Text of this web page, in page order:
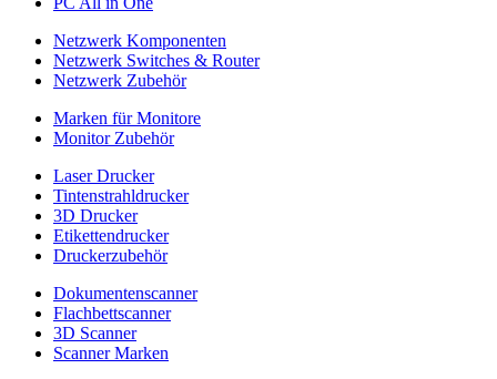
Netzwerk Komponenten
Netzwerk Switches & Router
Netzwerk Zubehör
Marken für Monitore
Monitor Zubehör
Laser Drucker
Tintenstrahldrucker
3D Drucker
Etikettendrucker
Druckerzubehör
Dokumentenscanner
Flachbettscanner
3D Scanner
Scanner Marken